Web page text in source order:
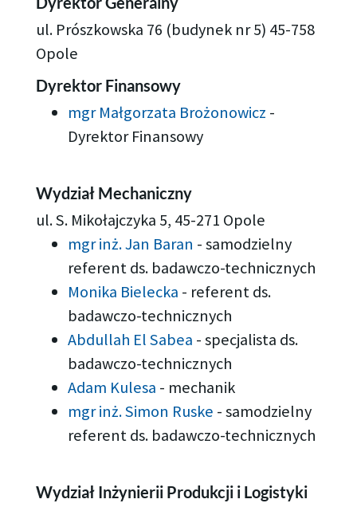
ul. Prószkowska 76 (budynek nr 5) 45-758
Opole
Dyrektor Finansowy
mgr Małgorzata Brożonowicz -
Dyrektor Finansowy
Wydział Mechaniczny
ul. S. Mikołajczyka 5, 45-271 Opole
mgr inż. Jan Baran -samodzielny
referent ds. badawczo-technicznych
Monika Bielecka - referent ds.
badawczo-technicznych
Abdullah El Sabea -specjalista ds.
badawczo-technicznych
Adam Kulesa - mechanik
mgr inż. Simon Ruske -samodzielny
referent ds. badawczo-technicznych
Wydział Inżynierii Produkcji i Logistyki